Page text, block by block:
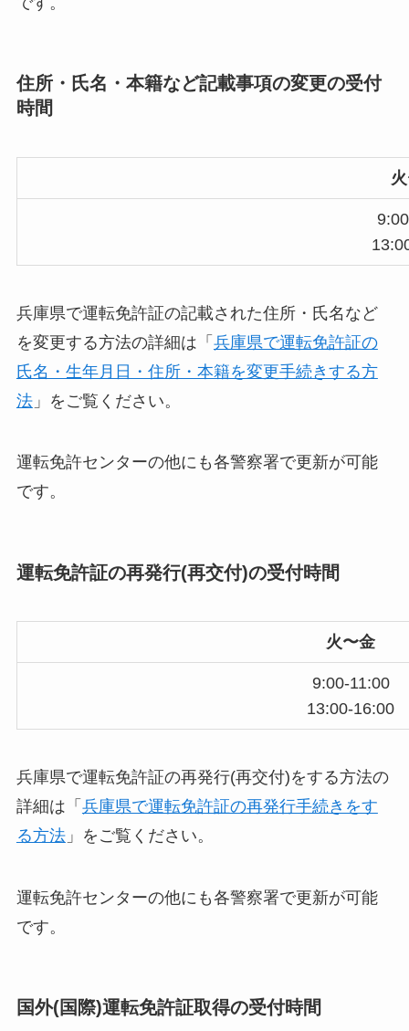
住所・氏名・本籍など記載事項の変更の受付
時間
兵庫県で運転免許証の記載された住所・氏名など
を変更する方法の詳細は「 兵庫県で運転免許証の
氏名・生年月日・住所・本籍を変更手続きする方
法」をご覧ください。
運転免許センターの他にも各警察署で更新が可能
です。
運転免許証の再発行(再交付)の受付時間
火〜金
9:00-11:00
13:00-16:00
兵庫県で運転免許証の再発行(再交付)をする方法の
詳細は「 兵庫県で運転免許証の再発行手続きをす
る方法」をご覧ください。
運転免許センターの他にも各警察署で更新が可能
です。
国外(国際)運転免許証取得の受付時間